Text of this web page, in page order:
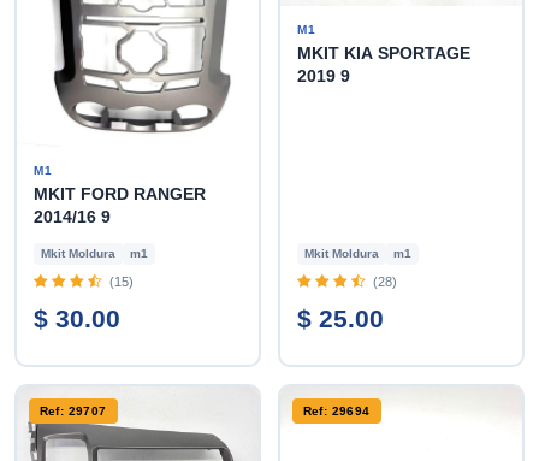
M1
MKIT FORD RANGER
2014/16 9
Mkit Moldura m1
(15)
$ 30.00
M1
MKIT KIA SPORTAGE
2019 9
Mkit Moldura m1
(28)
$ 25.00
Ref: 29707 Ref: 29694